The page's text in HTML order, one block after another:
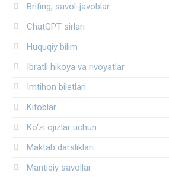
Brifing, savol-javoblar
ChatGPT sirlari
Huquqiy bilim
Ibratli hikoya va rivoyatlar
Imtihon biletlari
Kitoblar
Ko‘zi ojizlar uchun
Maktab darsliklari
Mantiqiy savollar